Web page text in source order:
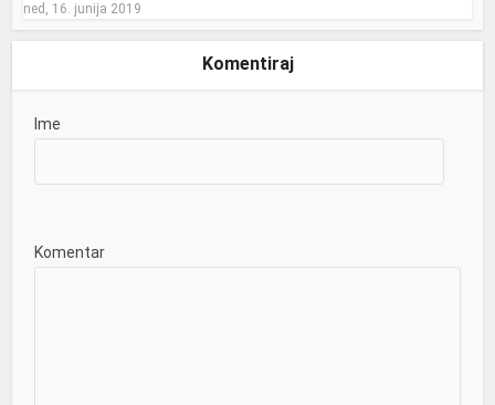
ned, 16. junija 2019
Komentiraj
Ime
Komentar